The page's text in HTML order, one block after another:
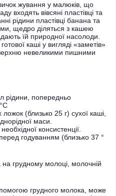
жування у малюків, що
входять вівсяні пластівці та
рідини пластівці банана та
щедро діляться з кашею
їй природної насолоди.
каші у вигляді «заметів»
невеликими пишними
рідини, попередньо
(близько 25 г) сухої каші,
маси.
консистенції.
годуванням (близько 37 °
грудному молоці, молочній
грудного молока, може